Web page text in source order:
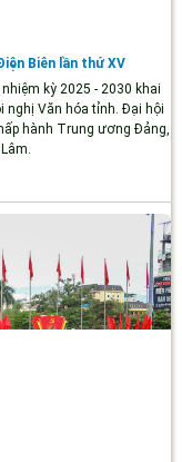
Biên lần thứ XV
kỳ 2025 - 2030 khai
nghị Văn hóa tỉnh. Đại hội
hành Trung ương Đảng,